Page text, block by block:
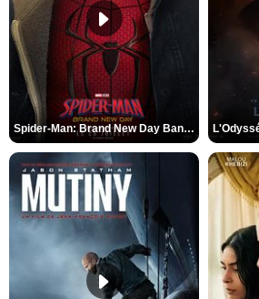
Spider-Man: Brand New Day Bande-annonce VO STFR